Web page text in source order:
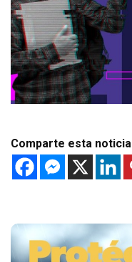
Comparte esta noticia